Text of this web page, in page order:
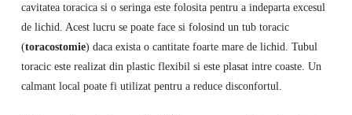
cavitatea toracica si o seringa este folosita pentru a indeparta excesul
de lichid. Acest lucru se poate face si folosind un tub toracic
(toracostomie) daca exista o cantitate foarte mare de lichid. Tubul
toracic este realizat din plastic flexibil si este plasat intre coaste. Un
calmant local poate fi utilizat pentru a reduce disconfortul.